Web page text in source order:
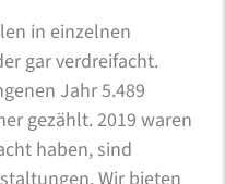
in einzelnen
gar verdreifacht.
Jahr 5.489
gezählt. 2019 waren
haben, sind
Wir bieten